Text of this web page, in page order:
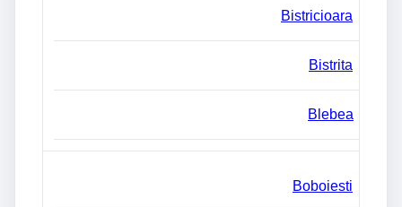
Bistricioara
Bistrita
Blebea
Boboiesti